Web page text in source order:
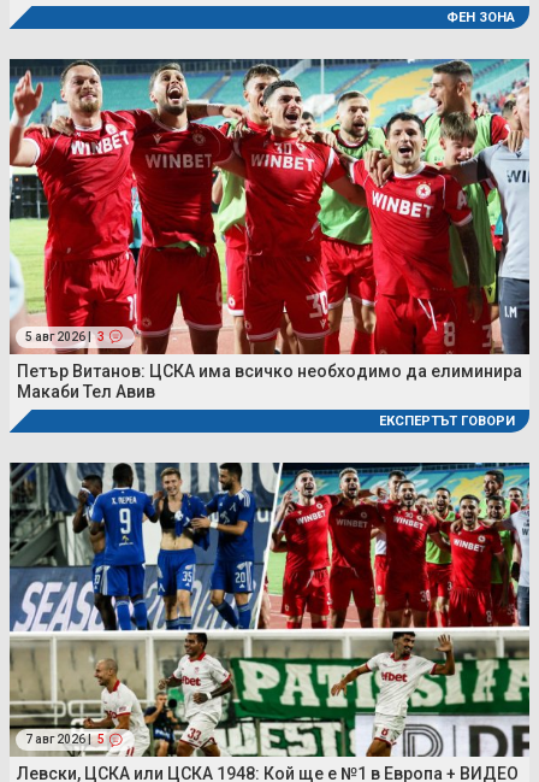
ФЕН ЗОНА
5 авг 2026 | 3
Петър Витанов: ЦСКА има всичко необходимо да елиминира
Макаби Тел Авив
ЕКСПЕРТЪТ ГОВОРИ
7 авг 2026 | 5
Левски, ЦСКА или ЦСКА 1948: Кой ще е №1 в Европа + ВИДЕО